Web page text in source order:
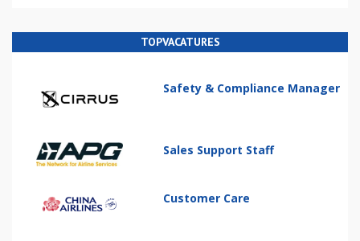
TOPVACATURES
Safety & Compliance Manager
Sales Support Staff
Customer Care